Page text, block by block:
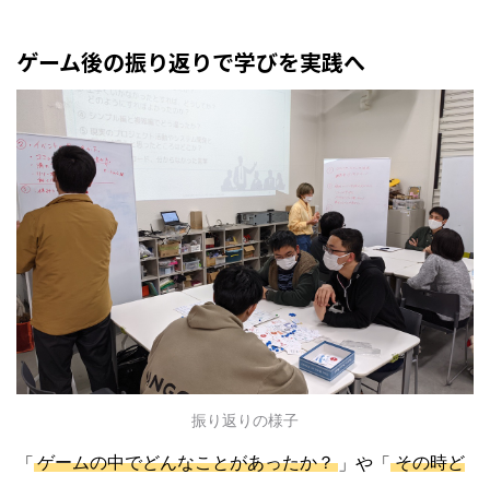
ゲーム後の振り返りで学びを実践へ
振り返りの様子
「 ゲームの中でどんなことがあったか？ 」や「その時ど